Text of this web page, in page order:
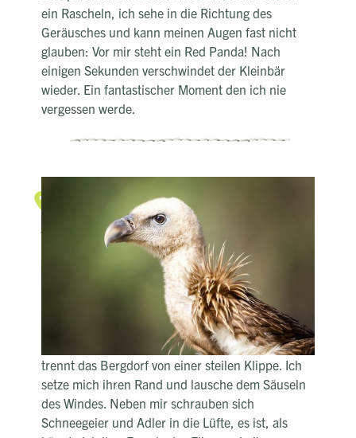
ein Rascheln, ich sehe in die Richtung des
Geräusches und kann meinen Augen fast nicht
glauben: Vor mir steht ein Red Panda! Nach
einigen Sekunden verschwindet der Kleinbär
wieder. Ein fantastischer Moment den ich nie
vergessen werde.
Die Vogelwelt Nepals
Die Geier und Adler Narayansthans
Der Weg zum Bergdorf Naraynansthan führt mich
zunächst über eine schmale Hängebrücke.
Danach geht es etliche Stufen hinaufsteige,
ständig begleitet von einem umwerfenden
Panorama auf das Himalaya und die umliegenden
Reisterrassen. Geschafft! Ein kleiner Kiefernwald
trennt das Bergdorf von einer steilen Klippe. Ich
setze mich ihren Rand und lausche dem Säuseln
des Windes. Neben mir schrauben sich
Schneegeier und Adler in die Lüfte, es ist, als